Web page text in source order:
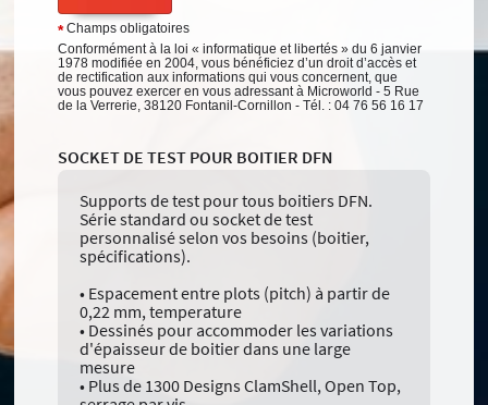
*Champs obligatoires
Conformément à la loi « informatique et libertés » du 6 janvier
1978 modifiée en 2004, vous bénéficiez d’un droit d’accès et
de rectification aux informations qui vous concernent, que
vous pouvez exercer en vous adressant à Microworld - 5 Rue
de la Verrerie, 38120 Fontanil-Cornillon - Tél. : 04 76 56 16 17
SOCKET DE TEST POUR BOITIER DFN
Supports de test pour tous boitiers DFN.
Série standard ou socket de test
personnalisé selon vos besoins (boitier,
spécifications).
• Espacement entre plots (pitch) à partir de
0,22 mm, temperature
• Dessinés pour accommoder les variations
d'épaisseur de boitier dans une large
mesure
• Plus de 1300 Designs ClamShell, Open Top,